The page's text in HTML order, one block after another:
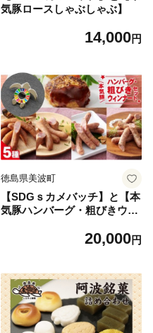
気豚ロースしゃぶしゃぶ】
14,000円
徳島県美波町
【SDGｓカメバッチ】と【本
気豚ハンバーグ・粗びきウイ
20,000円